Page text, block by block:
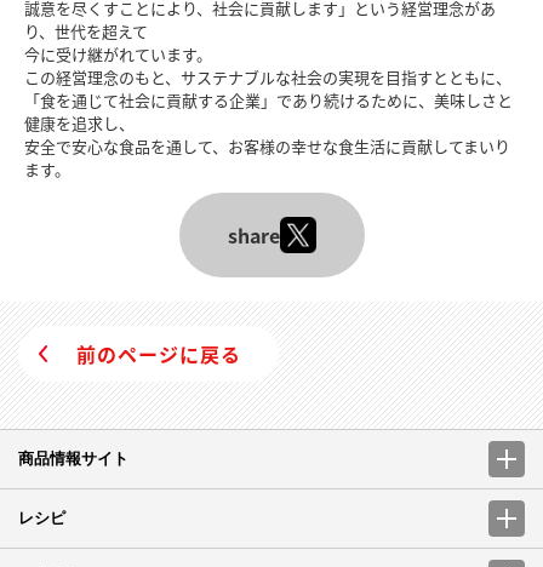
誠意を尽くすことにより、社会に貢献します」という経営理念があ
り、世代を超えて
今に受け継がれています。
この経営理念のもと、サステナブルな社会の実現を目指すとともに、
「食を通じて社会に貢献する企業」であり続けるために、美味しさと
健康を追求し、
安全で安心な食品を通して、お客様の幸せな食生活に貢献してまいり
ます。
share
前のページに戻る
商品情報サイト
レシピ